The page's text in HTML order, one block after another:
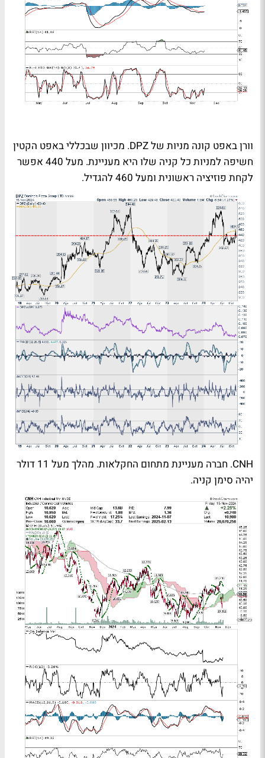
וורן באפט קונה מניות של DPZ. מכיוון שבכללי באפט הקטין
חשיפה למניות כל קניה שלו היא מעניינת. מעל 440 אפשר
לקחת פוזיציה ראשונית ומעל 460 להגדיל.
CNH. חברה מעניינת מתחום החקלאות. מהלך מעל 11 דולר
יהיה סימן קניה.